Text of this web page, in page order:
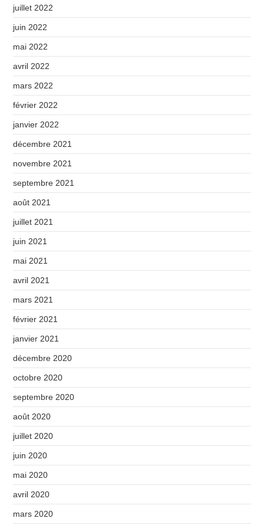
juillet 2022
juin 2022
mai 2022
avril 2022
mars 2022
février 2022
janvier 2022
décembre 2021
novembre 2021
septembre 2021
août 2021
juillet 2021
juin 2021
mai 2021
avril 2021
mars 2021
février 2021
janvier 2021
décembre 2020
octobre 2020
septembre 2020
août 2020
juillet 2020
juin 2020
mai 2020
avril 2020
mars 2020